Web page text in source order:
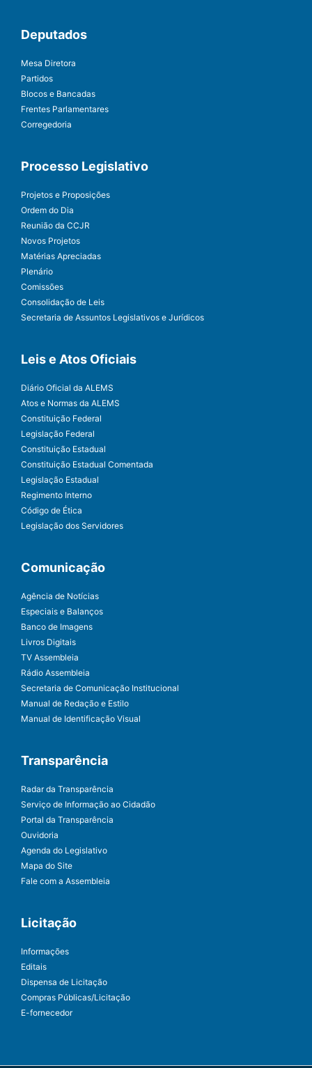
Deputados
Mesa Diretora
Partidos
Blocos e Bancadas
Frentes Parlamentares
Corregedoria
Processo Legislativo
Projetos e Proposições
Ordem do Dia
Reunião da CCJR
Novos Projetos
Matérias Apreciadas
Plenário
Comissões
Consolidação de Leis
Secretaria de Assuntos Legislativos e Jurídicos
Leis e Atos Oficiais
Diário Oficial da ALEMS
Atos e Normas da ALEMS
Constituição Federal
Legislação Federal
Constituição Estadual
Constituição Estadual Comentada
Legislação Estadual
Regimento Interno
Código de Ética
Legislação dos Servidores
Comunicação
Agência de Notícias
Especiais e Balanços
Banco de Imagens
Livros Digitais
TV Assembleia
Rádio Assembleia
Secretaria de Comunicação Institucional
Manual de Redação e Estilo
Manual de Identificação Visual
Transparência
Radar da Transparência
Serviço de Informação ao Cidadão
Portal da Transparência
Ouvidoria
Agenda do Legislativo
Mapa do Site
Fale com a Assembleia
Licitação
Informações
Editais
Dispensa de Licitação
Compras Públicas/Licitação
E-fornecedor